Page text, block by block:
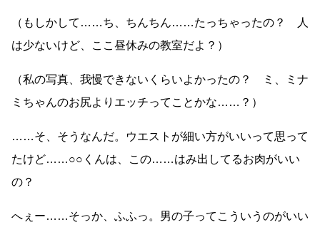
（もしかして……ち、ちんちん……たっちゃったの？ 人
は少ないけど、ここ昼休みの教室だよ？）
（私の写真、我慢できないくらいよかったの？ ミ、ミナ
ミちゃんのお尻よりエッチってことかな……？）
……そ、そうなんだ。ウエストが細い方がいいって思って
たけど……○○くんは、この……はみ出してるお肉がいい
の？
へぇー……そっか、ふふっ。男の子ってこういうのがいい